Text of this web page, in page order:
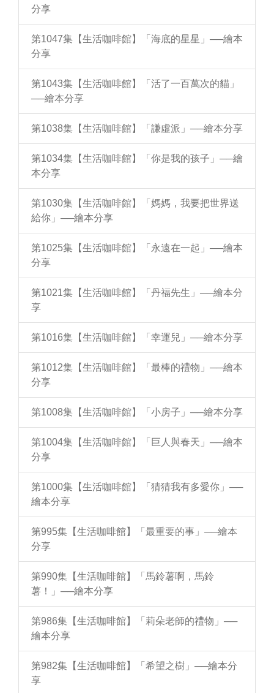
分享
第1047集【生活咖啡館】「海底的星星」──繪本
分享
第1043集【生活咖啡館】「活了一百萬次的貓」
──繪本分享
第1038集【生活咖啡館】「謙虛派」──繪本分享
第1034集【生活咖啡館】「你是我的孩子」──繪
本分享
第1030集【生活咖啡館】「媽媽，我要把世界送
給你」──繪本分享
第1025集【生活咖啡館】「永遠在一起」──繪本
分享
第1021集【生活咖啡館】「丹福先生」──繪本分
享
第1016集【生活咖啡館】「幸運兒」──繪本分享
第1012集【生活咖啡館】「最棒的禮物」──繪本
分享
第1008集【生活咖啡館】「小房子」──繪本分享
第1004集【生活咖啡館】「巨人與春天」──繪本
分享
第1000集【生活咖啡館】「猜猜我有多愛你」──
繪本分享
第995集【生活咖啡館】「最重要的事」──繪本
分享
第990集【生活咖啡館】「馬鈴薯啊，馬鈴
薯！」──繪本分享
第986集【生活咖啡館】「莉朵老師的禮物」──
繪本分享
第982集【生活咖啡館】「希望之樹」──繪本分
享